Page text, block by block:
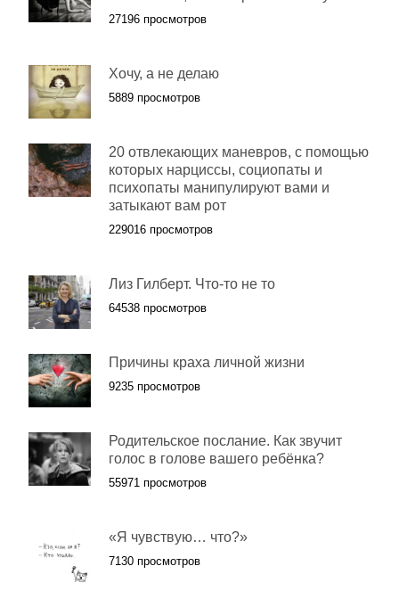
27196 просмотров
Хочу, а не делаю
5889 просмотров
20 отвлекающих маневров, с помощью
которых нарциссы, социопаты и
психопаты манипулируют вами и
затыкают вам рот
229016 просмотров
Лиз Гилберт. Что-то не то
64538 просмотров
Причины краха личной жизни
9235 просмотров
Родительское послание. Как звучит
голос в голове вашего ребёнка?
55971 просмотров
«Я чувствую… что?»
7130 просмотров